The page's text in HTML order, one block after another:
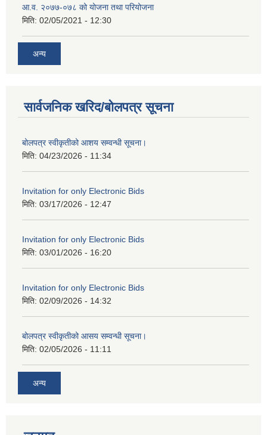
आ.व. २०७७-०७८ को योजना तथा परियोजना
मिति: 02/05/2021 - 12:30
अन्य
सार्वजनिक खरिद/बोलपत्र सूचना
बोलपत्र स्वीकृतीको आशय सम्वन्धी सूचना।
मिति: 04/23/2026 - 11:34
Invitation for only Electronic Bids
मिति: 03/17/2026 - 12:47
Invitation for only Electronic Bids
मिति: 03/01/2026 - 16:20
Invitation for only Electronic Bids
मिति: 02/09/2026 - 14:32
बोलपत्र स्वीकृतीको आसय सम्वन्धी सूचना।
मिति: 02/05/2026 - 11:11
अन्य